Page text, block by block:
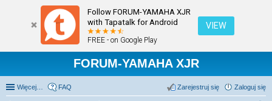
Follow FORUM-YAMAHA XJR
with Tapatalk for Android
FREE - on Google Play
VIEW
FORUM-YAMAHA XJR
Więcej… FAQ Zaloguj się
Zarejestruj się